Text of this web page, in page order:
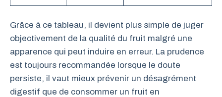
Grâce à ce tableau, il devient plus simple de juger
objectivement de la qualité du fruit malgré une
apparence qui peut induire en erreur. La prudence
est toujours recommandée lorsque le doute
persiste, il vaut mieux prévenir un désagrément
digestif que de consommer un fruit en